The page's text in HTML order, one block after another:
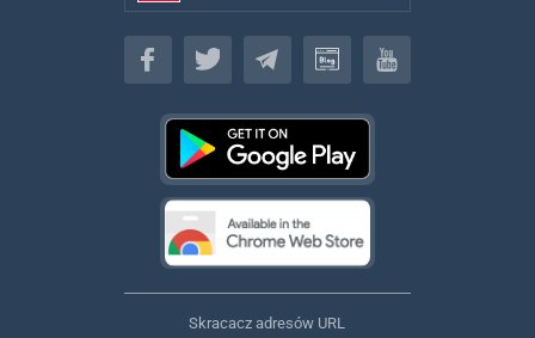
Polski
Skracacz adresów URL